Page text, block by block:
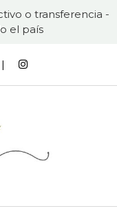
o transferencia -
el país